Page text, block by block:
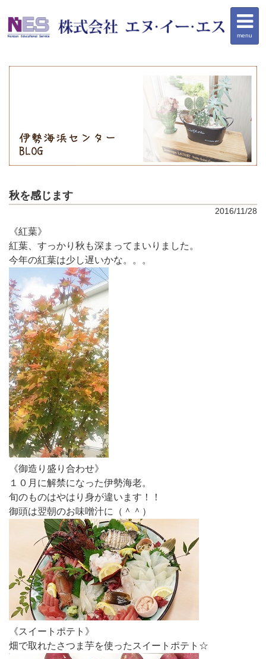
menu
秋を感じます
2016/11/28
《紅葉》
紅葉、すっかり秋も深まってまいりました。
今年の紅葉は少し遅いかな。。。
《御造り盛り合わせ》
１０月に解禁になった伊勢海老。
旬のものはやはり身が違います！！
御頭は翌朝のお味噌汁に（＾＾）
《スイートポテト》
畑で取れたさつま芋を使ったスイートポテト☆